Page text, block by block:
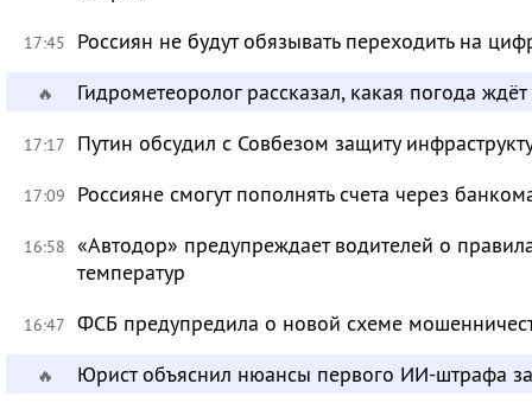
17:45 Россиян не будут обязывать переходить на
🔥 Гидрометеоролог рассказал, какая погода
17:17 Путин обсудил с Совбезом защиту
17:09 Россияне смогут пополнять счета через
16:58 «Автодор» предупреждает водителей о
температур
16:47 ФСБ предупредила о новой схеме
🔥 Юрист объяснил нюансы первого ИИ-штрафа